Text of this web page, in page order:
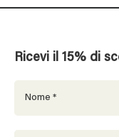
Ricevi il 15% di